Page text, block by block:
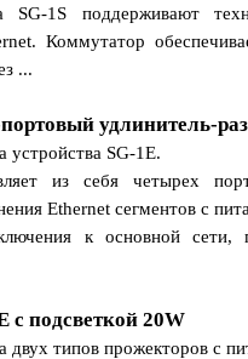
SG-1S поддерживают
Коммутатор
...
удлинитель-
устройства SG-1E.
из себя четырех
Ethernet сегментов с
к основной сети,
с подсветкой 20W
двух типов прожекторов с